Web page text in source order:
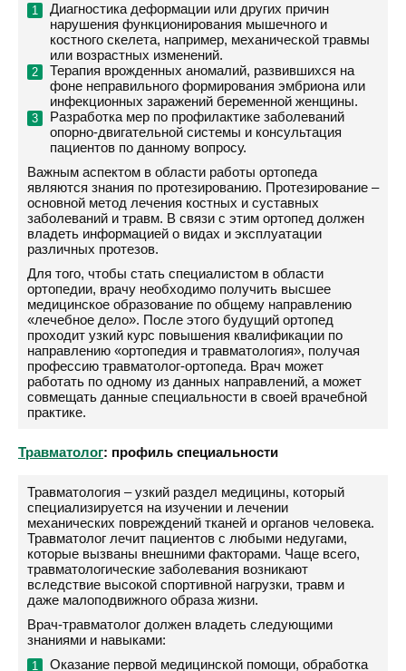
Диагностика деформации или других причин
нарушения функционирования мышечного и
костного скелета, например, механической травмы
или возрастных изменений.
Терапия врожденных аномалий, развившихся на
фоне неправильного формирования эмбриона или
инфекционных заражений беременной женщины.
Разработка мер по профилактике заболеваний
опорно-двигательной системы и консультация
пациентов по данному вопросу.
Важным аспектом в области работы ортопеда
являются знания по протезированию. Протезирование –
основной метод лечения костных и суставных
заболеваний и травм. В связи с этим ортопед должен
владеть информацией о видах и эксплуатации
различных протезов.
Для того, чтобы стать специалистом в области
ортопедии, врачу необходимо получить высшее
медицинское образование по общему направлению
«лечебное дело». После этого будущий ортопед
проходит узкий курс повышения квалификации по
направлению «ортопедия и травматология», получая
профессию травматолог-ортопеда. Врач может
работать по одному из данных направлений, а может
совмещать данные специальности в своей врачебной
практике.
Травматолог: профиль специальности
Травматология – узкий раздел медицины, который
специализируется на изучении и лечении
механических повреждений тканей и органов человека.
Травматолог лечит пациентов с любыми недугами,
которые вызваны внешними факторами. Чаще всего,
травматологические заболевания возникают
вследствие высокой спортивной нагрузки, травм и
даже малоподвижного образа жизни.
Врач-травматолог должен владеть следующими
знаниями и навыками:
Оказание первой медицинской помощи, обработка